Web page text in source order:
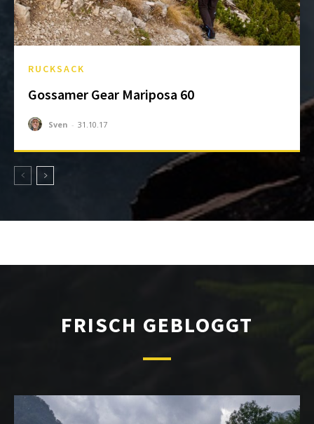
RUCKSACK
Gossamer Gear Mariposa 60
Sven - 31.10.17
FRISCH GEBLOGGT